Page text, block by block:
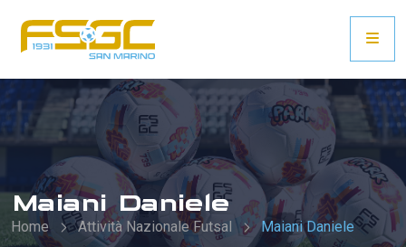
Maiani Daniele
Home Attività Nazionale Futsal Maiani Daniele